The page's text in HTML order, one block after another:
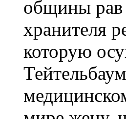
общины рав
хранителя
которую